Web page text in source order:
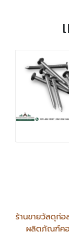
ร้านขายวัสดุก่อ
ผลิตภัณฑ์คอ